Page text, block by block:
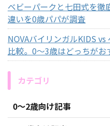
ベビーパークと七田式を徹
違いを0歳パパが調査
NOVAバイリンガルKIDS
比較。0〜3歳はどっちがお
カテゴリ
0〜2歳向け記事